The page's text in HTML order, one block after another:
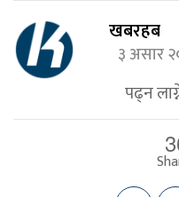
खबरहब
३ असार
पढ्न